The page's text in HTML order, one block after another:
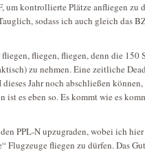
um kontrollierte Plätze anfliegen zu
sodass ich auch gleich das
fliegen, fliegen, denn die 150
zu nehmen. Eine zeitliche
Jahr noch abschließen
ist es eben so. Es kommt wie es
PPL-N upzugraden, wobei ich
Flugzeuge fliegen zu dürfen. Das